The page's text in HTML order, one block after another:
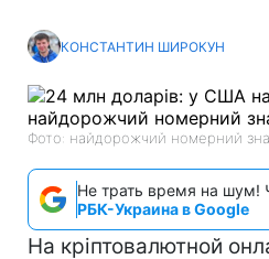
КОНСТАНТИН ШИРОКУН
Фото: найдорожчий номерний
Не трать время на шум!
РБК-Украина в Google
На кріптовалютной